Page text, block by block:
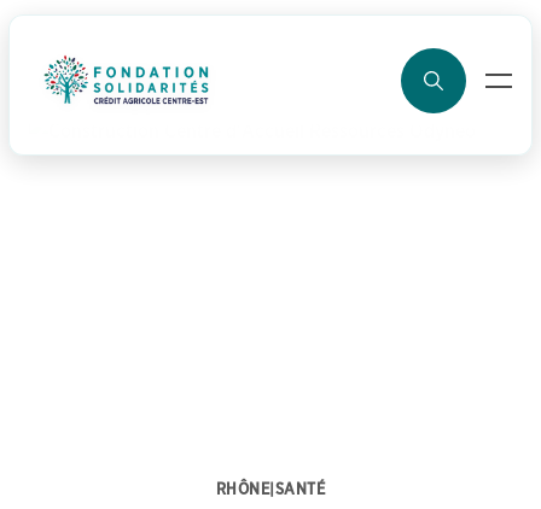
RHÔNE| SANTÉ